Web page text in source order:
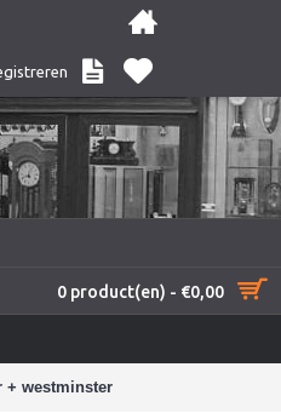
0 product(en) - €0,00
+ westminster